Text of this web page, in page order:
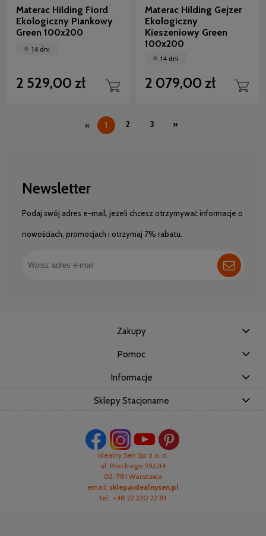
Materac Hilding Fiord
Ekologiczny Piankowy
Green 100x200
14 dni
2 529,00 zł
Materac Hilding Gejzer
Ekologiczny
Kieszeniowy Green
100x200
14 dni
2 079,00 zł
« 1 2 3 »
Newsletter
Podaj swój adres e-mail, jeżeli chcesz otrzymywać informacje o
nowościach, promocjach i otrzymaj 7% rabatu.
Zakupy
Pomoc
Informacje
Sklepy Stacjonarne
Idealny Sen Sp. z o. o.
ul. Pileckiego 59/u14
02-781 Warszawa
email: sklep@idealnysen.pl
tel.: +48 22 230 22 81